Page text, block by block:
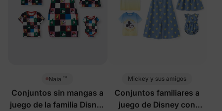
Naia ™
Conjuntos sin mangas a
juego de la familia Disney
Mickey y sus amigos
Conjuntos familiares a
juego de Disney con